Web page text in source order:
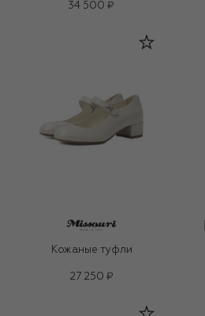
34 500 ₽
Кожаные туфли
27 250 ₽